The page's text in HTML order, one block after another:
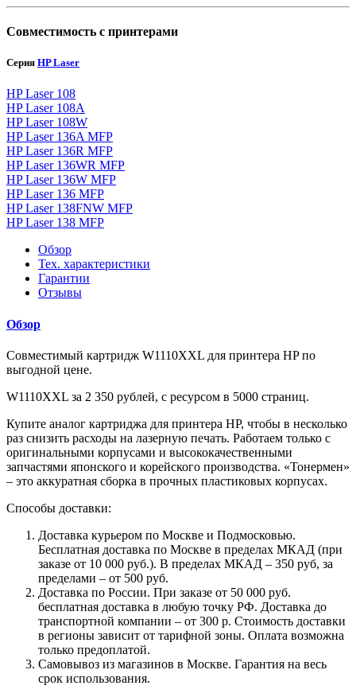
Совместимость с принтерами
Серия HP Laser
HP Laser 108
HP Laser 108A
HP Laser 108W
HP Laser 136A MFP
HP Laser 136R MFP
HP Laser 136WR MFP
HP Laser 136W MFP
HP Laser 136 MFP
HP Laser 138FNW MFP
HP Laser 138 MFP
Обзор
Тех. характеристики
Гарантии
Отзывы
Обзор
Совместимый картридж W1110XXL для принтера HP по
выгодной цене.
W1110XXL за 2 350 рублей, с ресурсом в 5000 страниц.
Купите аналог картриджа для принтера HP, чтобы в несколько
раз снизить расходы на лазерную печать. Работаем только с
оригинальными корпусами и высококачественными
запчастями японского и корейского производства. «Тонермен»
– это аккуратная сборка в прочных пластиковых корпусах.
Способы доставки:
Доставка курьером по Москве и Подмосковью.
Бесплатная доставка по Москве в пределах МКАД (при
заказе от 10 000 руб.). В пределах МКАД – 350 руб, за
пределами – от 500 руб.
Доставка по России. При заказе от 50 000 руб.
бесплатная доставка в любую точку РФ. Доставка до
транспортной компании – от 300 р. Стоимость доставки
в регионы зависит от тарифной зоны. Оплата возможна
только предоплатой.
Самовывоз из магазинов в Москве. Гарантия на весь
срок использования.